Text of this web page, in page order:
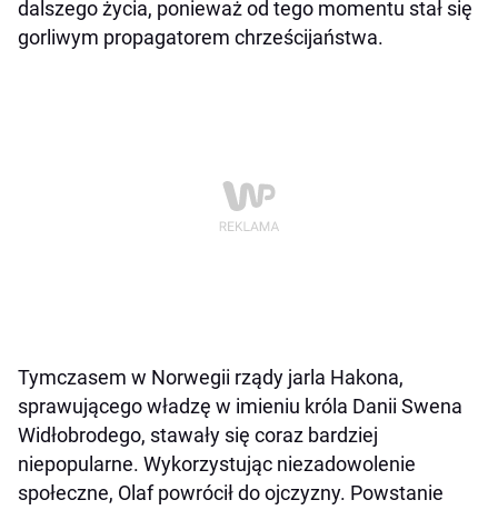
dalszego życia, ponieważ od tego momentu stał się
gorliwym propagatorem chrześcijaństwa.
Tymczasem w Norwegii rządy jarla Hakona,
sprawującego władzę w imieniu króla Danii Swena
Widłobrodego, stawały się coraz bardziej
niepopularne. Wykorzystując niezadowolenie
społeczne, Olaf powrócił do ojczyzny. Powstanie